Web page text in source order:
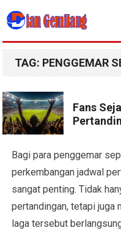
Blog Dian Gemilang
TAG: PENGGEMAR
Fans
Bagi para penggemar
perkembangan jadwal
sangat penting. Tidak
pertandingan, tetapi juga
laga tersebut